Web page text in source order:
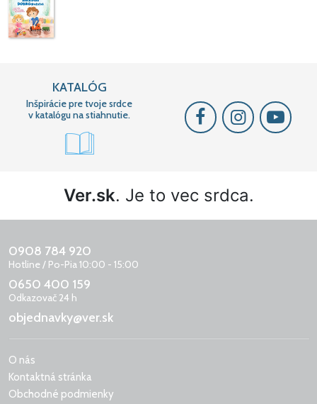
KATALÓG
Inšpirácie pre tvoje srdce
v katalógu na stiahnutie.
Ver.sk. Je to vec srdca.
0908 784 920
Hotline / Po-Pia 10:00 - 15:00
0650 400 159
Odkazovač 24 h
objednavky@ver.sk
O nás
Kontaktná stránka
Obchodné podmienky